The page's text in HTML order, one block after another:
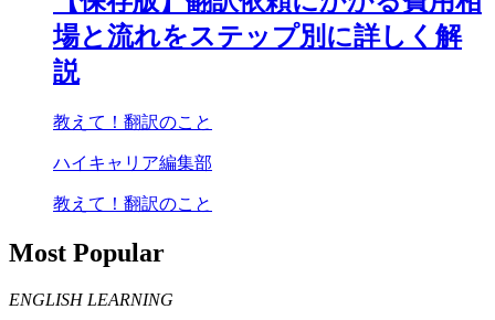
場と流れをステップ別に詳しく解
説
教えて！翻訳のこと
ハイキャリア編集部
教えて！翻訳のこと
Most Popular
ENGLISH LEARNING